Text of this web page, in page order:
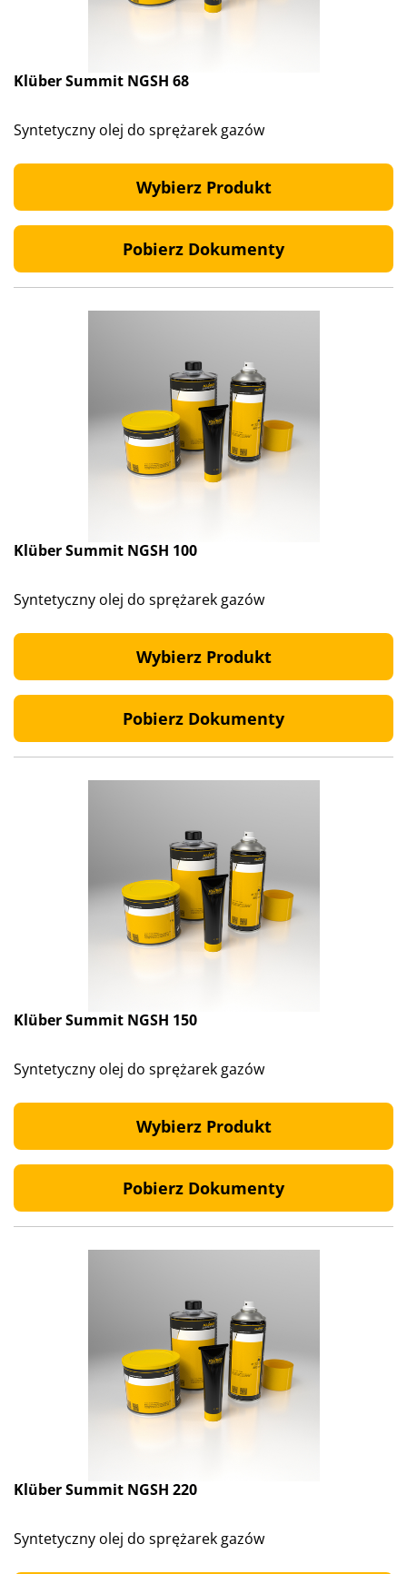
Klüber Summit NGSH 68
Syntetyczny olej do sprężarek gazów
Wybierz Produkt
Pobierz Dokumenty
Klüber Summit NGSH 100
Syntetyczny olej do sprężarek gazów
Wybierz Produkt
Pobierz Dokumenty
Klüber Summit NGSH 150
Syntetyczny olej do sprężarek gazów
Wybierz Produkt
Pobierz Dokumenty
Klüber Summit NGSH 220
Syntetyczny olej do sprężarek gazów